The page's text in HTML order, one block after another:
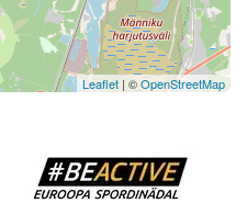
Leaflet| ©OpenStreetMap